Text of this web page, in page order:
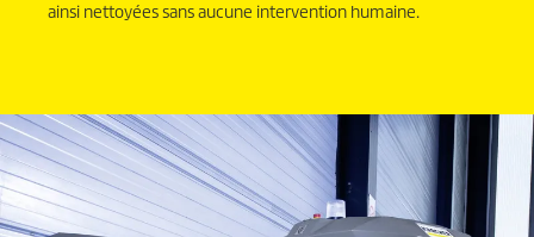
ainsi nettoyées sans aucune intervention humaine.